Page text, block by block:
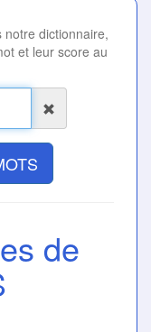
notre dictionnaire,
et leur score au
de